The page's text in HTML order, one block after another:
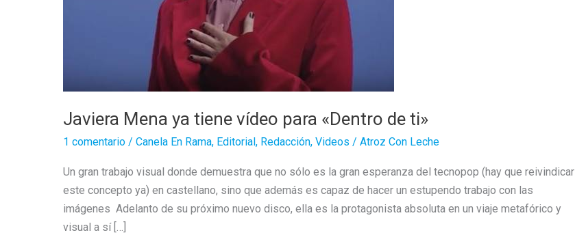
Javiera Mena ya tiene vídeo para «Dentro de ti»
1 comentario / Canela En Rama, Editorial , Redacción, Videos / Atroz Con Leche
Un gran trabajo visual donde demuestra que no sólo es la gran esperanza del tecnopop (hay que reivindicar
este concepto ya) en castellano, sino que además es capaz de hacer un estupendo trabajo con las
imágenes Adelanto de su próximo nuevo disco, ella es la protagonista absoluta en un viaje metafórico y
visual a sí […]